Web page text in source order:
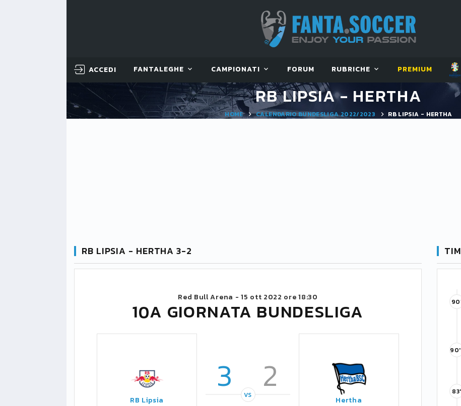
ACCEDI FANTALEGHE CAMPIONATI FORUM RUBRICHE PREMIUM
RB LIPSIA - HERTHA
HOME CALENDARIO BUNDESLIGA 2022/2023 RB LIPSIA - HERTHA
RB LIPSIA - HERTHA 3-2
Red Bull Arena -15 ott 2022 ore 18:30
10A GIORNATA BUNDESLIGA
RB Lipsia
3 2
VS Hertha
83'